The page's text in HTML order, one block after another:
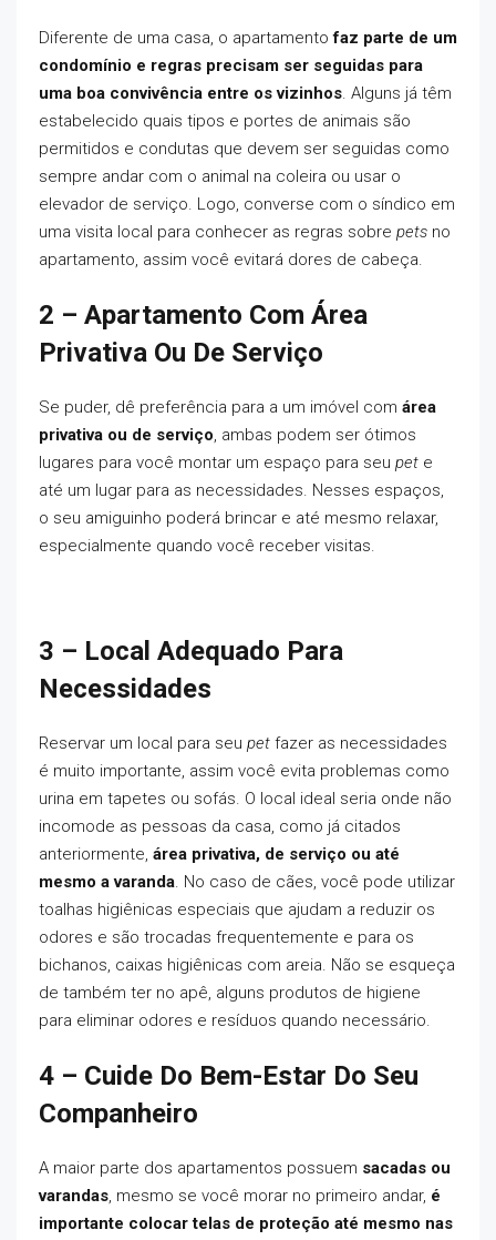
Diferente de uma casa, o apartamentofaz parte de um
condomínio e regras precisam ser seguidas para
uma boa convivência entre os vizinhos. Alguns já têm
estabelecido quais tipos e portes de animais são
permitidos e condutas que devem ser seguidas como
sempre andar com o animal na coleira ou usar o
elevador de serviço. Logo, converse com o síndico em
uma visita local para conhecer as regras sobre pets no
apartamento, assim você evitará dores de cabeça.
2 – Apartamento Com Área
Privativa Ou De Serviço
Se puder, dê preferência para a um imóvel com área
privativa ou de serviço, ambas podem ser ótimos
lugares para você montar um espaço para seu pet e
até um lugar para as necessidades. Nesses espaços,
o seu amiguinho poderá brincar e até mesmo relaxar,
especialmente quando você receber visitas.
3 – Local Adequado Para
Necessidades
Reservar um local para seu pet fazer as necessidades
é muito importante, assim você evita problemas como
urina em tapetes ou sofás. O local ideal seria onde não
incomode as pessoas da casa, como já citados
anteriormente, área privativa, de serviço ou até
mesmo a varanda. No caso de cães, você pode utilizar
toalhas higiênicas especiais que ajudam a reduzir os
odores e são trocadas frequentemente e para os
bichanos, caixas higiênicas com areia. Não se esqueça
de também ter no apê, alguns produtos de higiene
para eliminar odores e resíduos quando necessário.
4 – Cuide Do Bem-Estar Do Seu
Companheiro
A maior parte dos apartamentos possuem sacadas ou
varandas, mesmo se você morar no primeiro andar, é
importante colocar telas de proteção até mesmo nas